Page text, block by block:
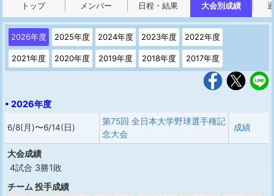
トップ メンバー 日程・結果 大会別成績
2026年度 2025年度 2024年度 2023年度 2022年度
2021年度 2020年度 2019年度 2018年度 2017年度
• 2026年度
6/8(月)〜6/14(日)
第75回 全日本大学野球選手権記
念大会
成績
大会成績
4試合 3勝1敗
チーム 投手成績